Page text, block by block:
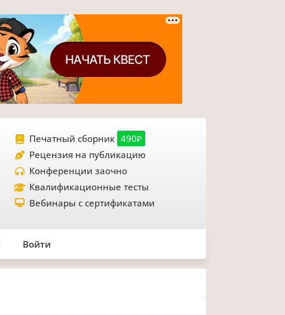
Печатный сборник 490₽
Рецензия на публикацию
Конференции заочно
Квалификационные тесты
Вебинары с сертификатами
Войти